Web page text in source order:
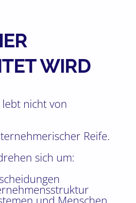
WIRD
nicht von
Reife.
sich um: